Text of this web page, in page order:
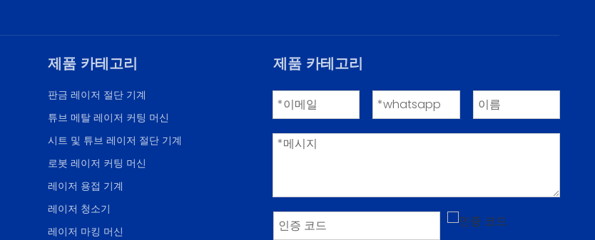
제품 카테고리
판금 레이저 절단 기계
튜브 메탈 레이저 커팅 머신
시트 및 튜브 레이저 절단 기계
로봇 레이저 커팅 머신
레이저 용접 기계
레이저 청소기
레이저 마킹 머신
제품 카테고리